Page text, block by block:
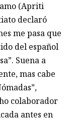
(Apriti
declaró
me pasa que
del español
Suena a
mas cabe
colaborador
antes en